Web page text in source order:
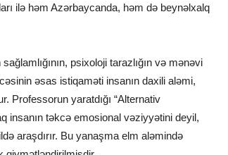
ilə həm Azərbaycanda, həm də beynəlxalq
psixoloji tarazlığın və mənəvi
əsas istiqaməti insanın daxili aləmi,
Professorun yaratdığı “Alternativ
insanın təkcə emosional vəziyyətini deyil,
araşdırır. Bu yanaşma elm aləmində